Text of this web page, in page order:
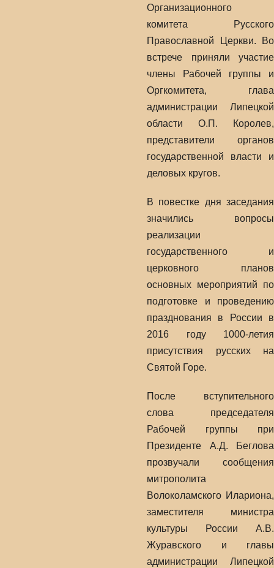
Организационного
комитета Русского
Православной Церкви. Во
встрече приняли участие
члены Рабочей группы и
Оргкомитета, глава
администрации Липецкой
области О.П. Королев,
представители органов
государственной власти и
деловых кругов.
В повестке дня заседания
значились вопросы
реализации
государственного и
церковного планов
основных мероприятий по
подготовке и проведению
празднования в России в
2016 году 1000-летия
присутствия русских на
Святой Горе.
После вступительного
слова председателя
Рабочей группы при
Президенте А.Д. Беглова
прозвучали сообщения
митрополита
Волоколамского Илариона,
заместителя министра
культуры России А.В.
Журавского и главы
администрации Липецкой